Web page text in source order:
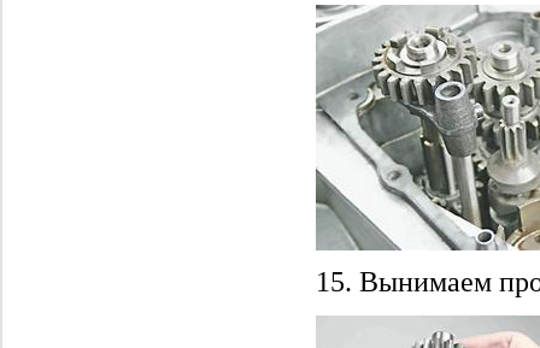
15. Вынимаем